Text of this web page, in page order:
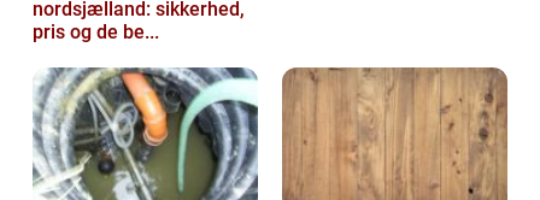
nordsjælland: sikkerhed,
pris og de be...